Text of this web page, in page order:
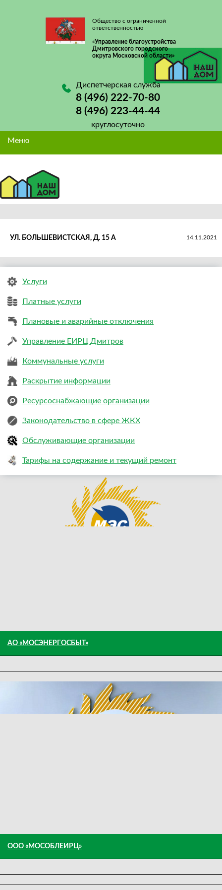
Общество с ограниченной
ответственностью
«Управление благоустройства
Дмитровского городского
округа Московской области»
Диспетчерская служба
8 (496) 222-70-80
8 (496) 223-44-44
круглосуточно
Меню
Услуги
Платные услуги
Плановые и аварийные отключения
Управление ЕИРЦ Дмитров
Коммунальные услуги
Раскрытие информации
Ресурсоснабжающие организации
Законодательство в сфере ЖКХ
Обслуживающие организации
Тарифы на содержание и текущий ремонт
АО «МОСЭНЕРГОСБЫТ»
ООО «МОСОБЛЕИРЦ»
УЛ. БОЛЬШЕВИСТСКАЯ, Д. 15 А 14.11.2021